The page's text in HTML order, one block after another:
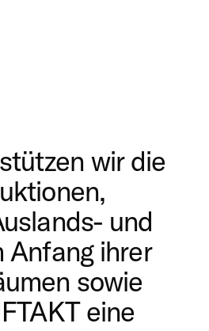
folgende
unabhängige
Antragsverfahren
fördert die
Recherche-
wir die
und
ihrer
sowie
eine